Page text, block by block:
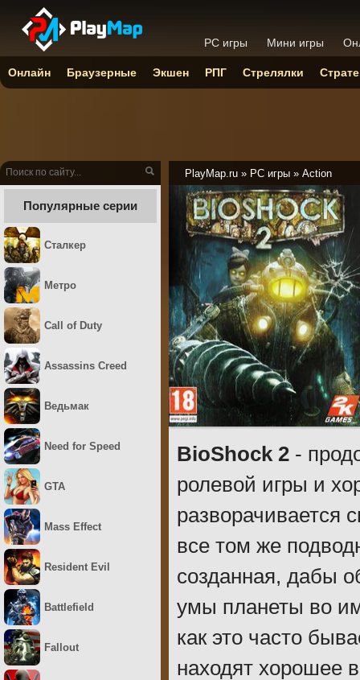
PlayMap.ru » PC игры » Action
BioShock 2 -
ролевой игры и
разворачивается
все том же
созданная, дабы
умы планеты во
как это часто
находят хорошее
Популярные серии
Сталкер
Метро
Call of Duty
Assassins Creed
Ведьмак
Need for Speed
GTA
Mass Effect
Resident Evil
Battlefield
Fallout
PC игры Мини игры
Онлайн Браузерные Экшен РПГ Стрелялки